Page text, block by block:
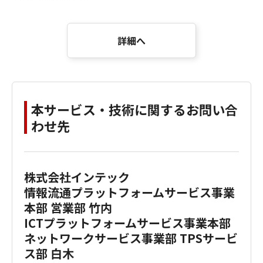
詳細へ
本サービス・技術に関するお問い合
わせ先
株式会社インテック
情報流通プラットフォームサービス事業
本部 営業部 竹内
ICTプラットフォームサービス事業本部
ネットワークサービス事業部 TPSサービ
ス部 白木